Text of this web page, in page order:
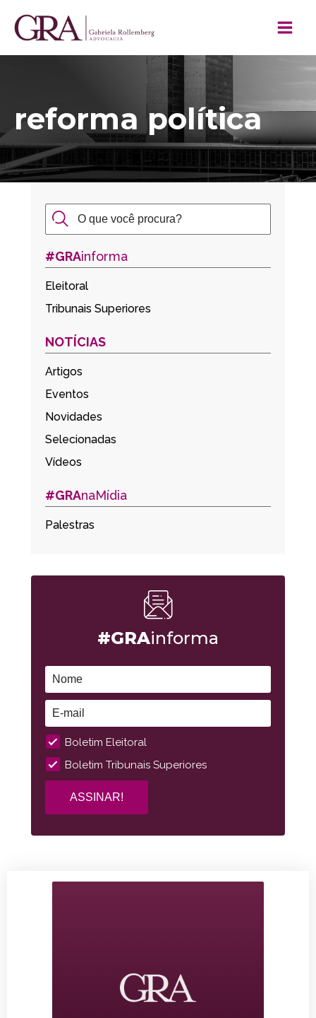
reforma política
#GRAinforma
Eleitoral
Tribunais Superiores
NOTÍCIAS
Artigos
Eventos
Novidades
Selecionadas
Vídeos
#GRAnaMídia
Palestras
#GRAinforma
Boletim Eleitoral
Boletim Tribunais Superiores